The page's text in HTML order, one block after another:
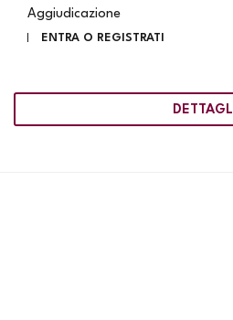
Aggiudicazione
ENTRA O REGISTRATI
DETTAGLI